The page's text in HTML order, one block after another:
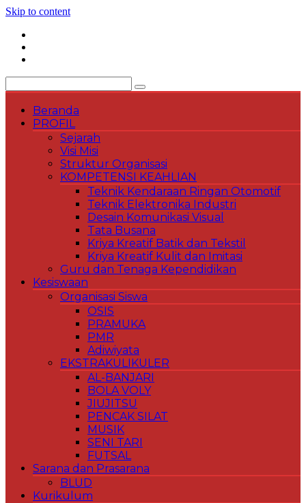
Skip to content
Beranda
PROFIL
Sejarah
Visi Misi
Struktur Organisasi
KOMPETENSI KEAHLIAN
Teknik Kendaraan Ringan Otomotif
Teknik Elektronika Industri
Desain Komunikasi Visual
Tata Busana
Kriya Kreatif Batik dan Tekstil
Kriya Kreatif Kulit dan Imitasi
Guru dan Tenaga Kependidikan
Kesiswaan
Organisasi Siswa
OSIS
PRAMUKA
PMR
Adiwiyata
EKSTRAKULIKULER
AL-BANJARI
BOLA VOLY
JIUJITSU
PENCAK SILAT
MUSIK
SENI TARI
FUTSAL
Sarana dan Prasarana
BLUD
Kurikulum